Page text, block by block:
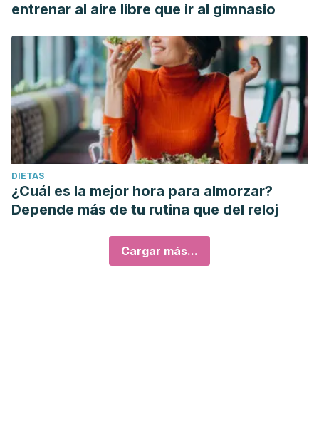
entrenar al aire libre que ir al gimnasio
DIETAS
¿Cuál es la mejor hora para almorzar?
Depende más de tu rutina que del reloj
Cargar más...